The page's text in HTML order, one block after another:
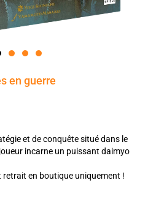
en guerre
et de conquête situé dans le
incarne un puissant daimyo
retrait en boutique uniquement !